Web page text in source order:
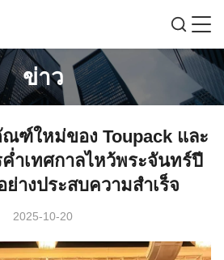
ข่าว
ฑ์ใหม่ของ Toupack และ
ค่ำเทศกาลไหว้พระจันทร์ปี
างประสบความสำเร็จ
2025-10-20